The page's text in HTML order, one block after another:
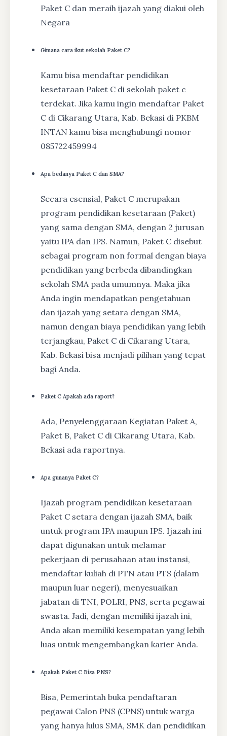
Paket C dan meraih ijazah yang diakui oleh
Negara
Gimana cara ikut sekolah Paket C?
Kamu bisa mendaftar pendidikan
kesetaraan Paket C di sekolah paket c
terdekat. Jika kamu ingin mendaftar Paket
C di Cikarang Utara, Kab. Bekasi di PKBM
INTAN kamu bisa menghubungi nomor
085722459994
Apa bedanya Paket C dan SMA?
Secara esensial, Paket C merupakan
program pendidikan kesetaraan (Paket)
yang sama dengan SMA, dengan 2 jurusan
yaitu IPA dan IPS. Namun, Paket C disebut
sebagai program non formal dengan biaya
pendidikan yang berbeda dibandingkan
sekolah SMA pada umumnya. Maka jika
Anda ingin mendapatkan pengetahuan
dan ijazah yang setara dengan SMA,
namun dengan biaya pendidikan yang lebih
terjangkau, Paket C di Cikarang Utara,
Kab. Bekasi bisa menjadi pilihan yang tepat
bagi Anda.
Paket C Apakah ada raport?
Ada, Penyelenggaraan Kegiatan Paket A,
Paket B, Paket C di Cikarang Utara, Kab.
Bekasi ada raportnya.
Apa gunanya Paket C?
Ijazah program pendidikan kesetaraan
Paket C setara dengan ijazah SMA, baik
untuk program IPA maupun IPS. Ijazah ini
dapat digunakan untuk melamar
pekerjaan di perusahaan atau instansi,
mendaftar kuliah di PTN atau PTS (dalam
maupun luar negeri), menyesuaikan
jabatan di TNI, POLRI, PNS, serta pegawai
swasta. Jadi, dengan memiliki ijazah ini,
Anda akan memiliki kesempatan yang lebih
luas untuk mengembangkan karier Anda.
Apakah Paket C Bisa PNS?
Bisa, Pemerintah buka pendaftaran
pegawai Calon PNS (CPNS) untuk warga
yang hanya lulus SMA, SMK dan pendidikan